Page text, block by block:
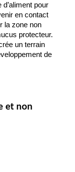
d’aliment pour
en contact
la zone non
protecteur.
un terrain
de
et non